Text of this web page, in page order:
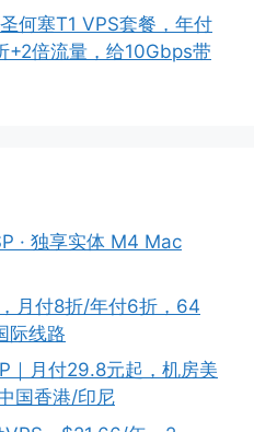
何塞T1 VPS套餐，年付
+2倍流量，给10Gbps带
· 独享实体 M4 Mac
月付8折/年付6折，64
际线路
｜月付29.8元起，机房美
国香港/印尼